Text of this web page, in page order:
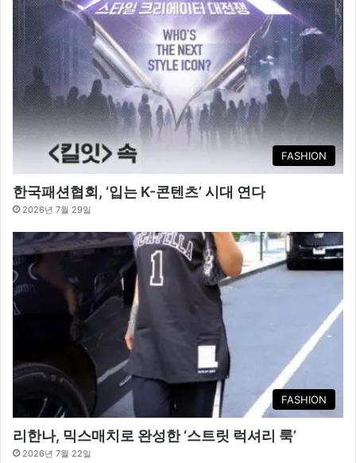
FASHION
한국패션협회, ‘입는 K-콘텐츠’ 시대 연다
2026년 7월 29일
FASHION
리한나, 믹스매치로 완성한 ‘스트릿 럭셔리 룩’
2026년 7월 22일